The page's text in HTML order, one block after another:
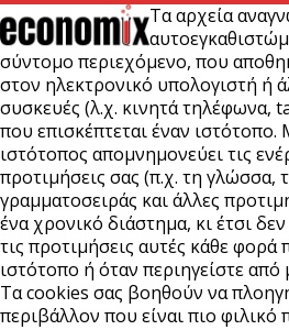
Τα αρχεία
σύντομο περιεχόμενο, που
στον ηλεκτρονικό υπολογιστή ή
συσκευές (λ.χ. κινητά τηλέφωνα,
που επισκέπτεται έναν
ιστότοπος απομνημονεύει τις
προτιμήσεις σας (π.χ. τη γλώσσα,
γραμματοσειράς και άλλες
ένα χρονικό διάστημα, κι έτσι δεν
τις προτιμήσεις αυτές κάθε φορά
ιστότοπο ή όταν περιηγείστε από
Τα cookies σας βοηθούν να
περιβάλλον που είναι πιο